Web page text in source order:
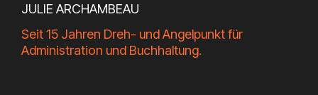
JULIE ARCHAMBEAU
Seit 15 Jahren Dreh- und Angelpunkt für
Administration und Buchhaltung.